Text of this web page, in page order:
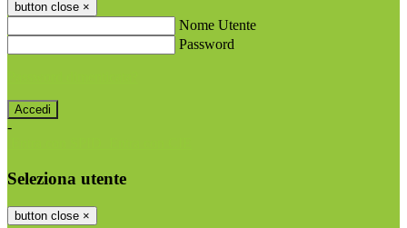
button close ×
Nome Utente
Password
-
Seleziona utente
button close ×